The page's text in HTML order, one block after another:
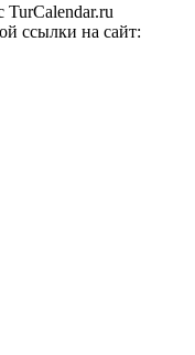
TurCalendar.ru
ссылки на сайт: